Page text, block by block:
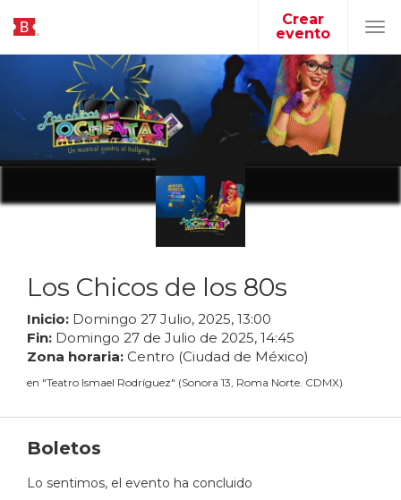
Crear
evento
Los Chicos de los 80s
Inicio: Domingo 27 Julio, 2025, 13:00
Fin: Domingo 27 de Julio de 2025, 14:45
Zona horaria: Centro (Ciudad de México)
en "Teatro Ismael Rodríguez" (Sonora 13, Roma Norte. CDMX)
Boletos
Lo sentimos, el evento ha concluido